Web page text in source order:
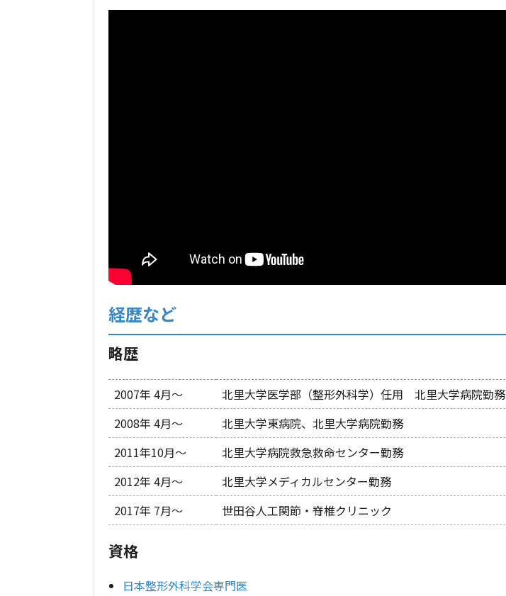
経歴など
略歴
2007年 4月〜
北里大学医学部（整形外科学）任用 北里大学病院勤務
2008年 4月〜
北里大学東病院、北里大学病院勤務
2011年10月〜
北里大学病院救急救命センター勤務
2012年 4月〜
北里大学メディカルセンター勤務
2017年 7月〜
世田谷人工関節・脊椎クリニック
資格
日本整形外科学会専門医